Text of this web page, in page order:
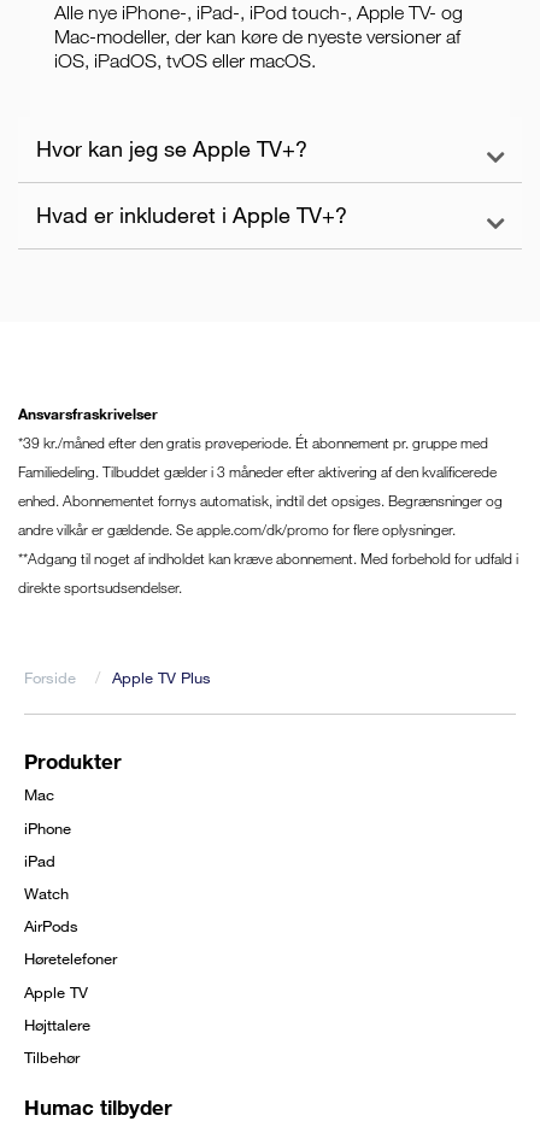
Alle nye iPhone-, iPad-, iPod touch-, Apple TV- og
Mac-modeller, der kan køre de nyeste versioner af
iOS, iPadOS, tvOS eller macOS.
Hvor kan jeg se Apple TV+?
Apple TV+ er tilgængeligt i Apple TV-appen på
Hvad er inkluderet i Apple TV+?
andre familiemedlemmer adgang takket være
iCloud-familiedeling.
Ansvarsfraskrivelser
*39 kr./måned efter den gratis prøveperiode. Ét abonnement pr. gruppe med
Familiedeling. Tilbuddet gælder i 3 måneder efter aktivering af den kvalificerede
enhed. Abonnementet fornys automatisk, indtil det opsiges. Begrænsninger og
andre vilkår er gældende. Se apple.com/dk/promo for flere oplysninger.
**Adgang til noget af indholdet kan kræve abonnement. Med forbehold for udfald i
direkte sportsudsendelser.
Brødkrumme
Forside Apple TV Plus
Footer
menu
Produkter
Mac
iPhone
iPad
Watch
AirPods
Høretelefoner
Apple TV
Højttalere
Tilbehør
Humac tilbyder